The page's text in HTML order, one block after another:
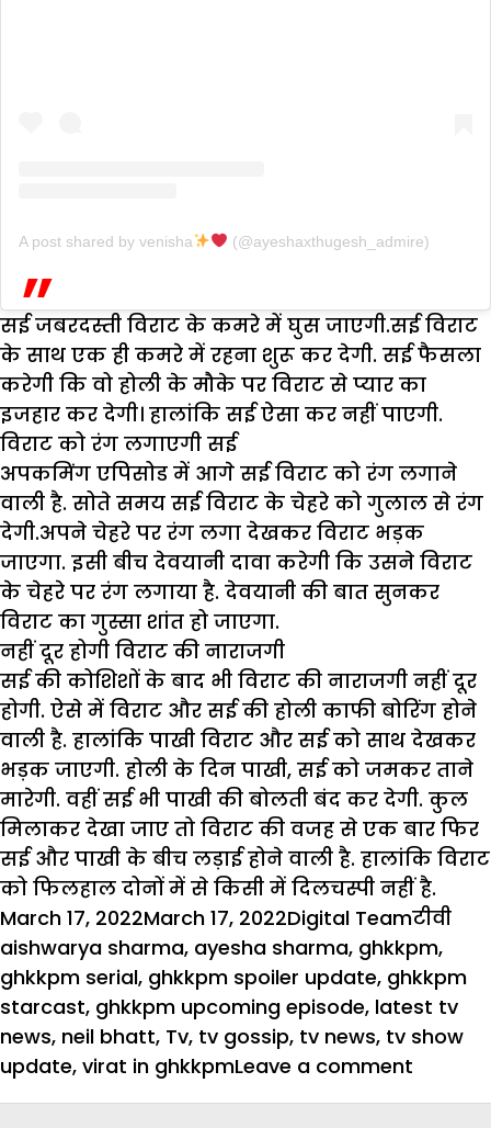
A post shared by venisha (@ayeshaxthugesh_admire)
सई जबरदस्ती विराट के कमरे में घुस जाएगी.सई विराट
के साथ एक ही कमरे में रहना शुरू कर देगी. सई फैसला
करेगी कि वो होली के मौके पर विराट से प्यार का
इजहार कर देगी। हालांकि सई ऐसा कर नहीं पाएगी.
विराट को रंग लगाएगी सई
अपकमिंग एपिसोड में आगे सई विराट को रंग लगाने
वाली है. सोते समय सई विराट के चेहरे को गुलाल से रंग
देगी.अपने चेहरे पर रंग लगा देखकर विराट भड़क
जाएगा. इसी बीच देवयानी दावा करेगी कि उसने विराट
के चेहरे पर रंग लगाया है. देवयानी की बात सुनकर
विराट का गुस्सा शांत हो जाएगा.
नहीं दूर होगी विराट की नाराजगी
सई की कोशिशों के बाद भी विराट की नाराजगी नहीं दूर
होगी. ऐसे में विराट और सई की होली काफी बोरिंग होने
वाली है. हालांकि पाखी विराट और सई को साथ देखकर
भड़क जाएगी. होली के दिन पाखी, सई को जमकर ताने
मारेगी. वहीं सई भी पाखी की बोलती बंद कर देगी. कुल
मिलाकर देखा जाए तो विराट की वजह से एक बार फिर
सई और पाखी के बीच लड़ाई होने वाली है. हालांकि विराट
को फिलहाल दोनों में से किसी में दिलचस्पी नहीं है.
Posted
on
March 17, 2022March 17, 2022Author
Digital Teamटीवी
aishwarya sharma, ayesha sharma, ghkkpm,
ghkkpm serial, ghkkpm spoiler update, ghkkpm
starcast, ghkkpm upcoming episode, latest tv
news, neil bhatt, Tv, tv gossip, tv news, tv show
update, virat in ghkkpmLeave a comment